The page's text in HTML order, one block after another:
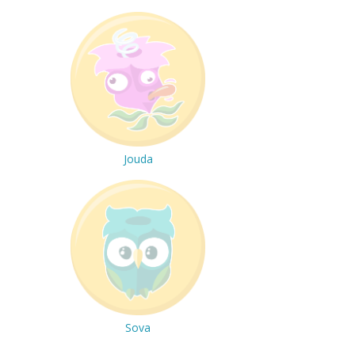
Jouda
Sova